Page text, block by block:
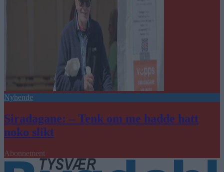
Nyhende
Siradagane: – Tenk om me hadde hatt
noko slikt
Abonnement